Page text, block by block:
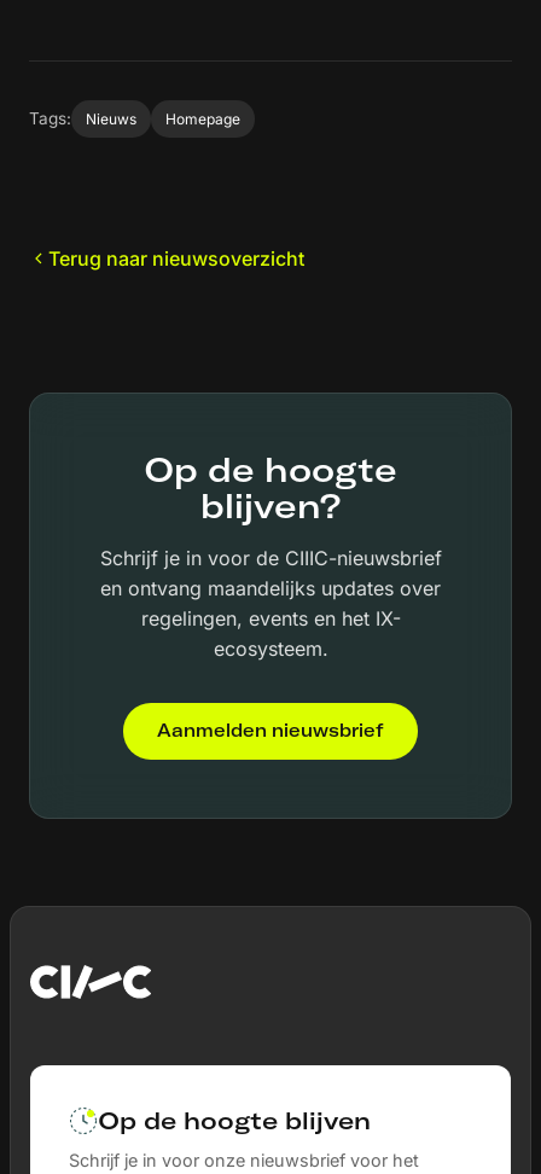
Tags: Nieuws Homepage
Terug naar nieuwsoverzicht
Op de hoogte
blijven?
Schrijf je in voor de CIIIC-nieuwsbrief
en ontvang maandelijks updates over
regelingen, events en het IX-
ecosysteem.
Aanmelden nieuwsbrief
Op de hoogte blijven
Schrijf je in voor onze nieuwsbrief voor het